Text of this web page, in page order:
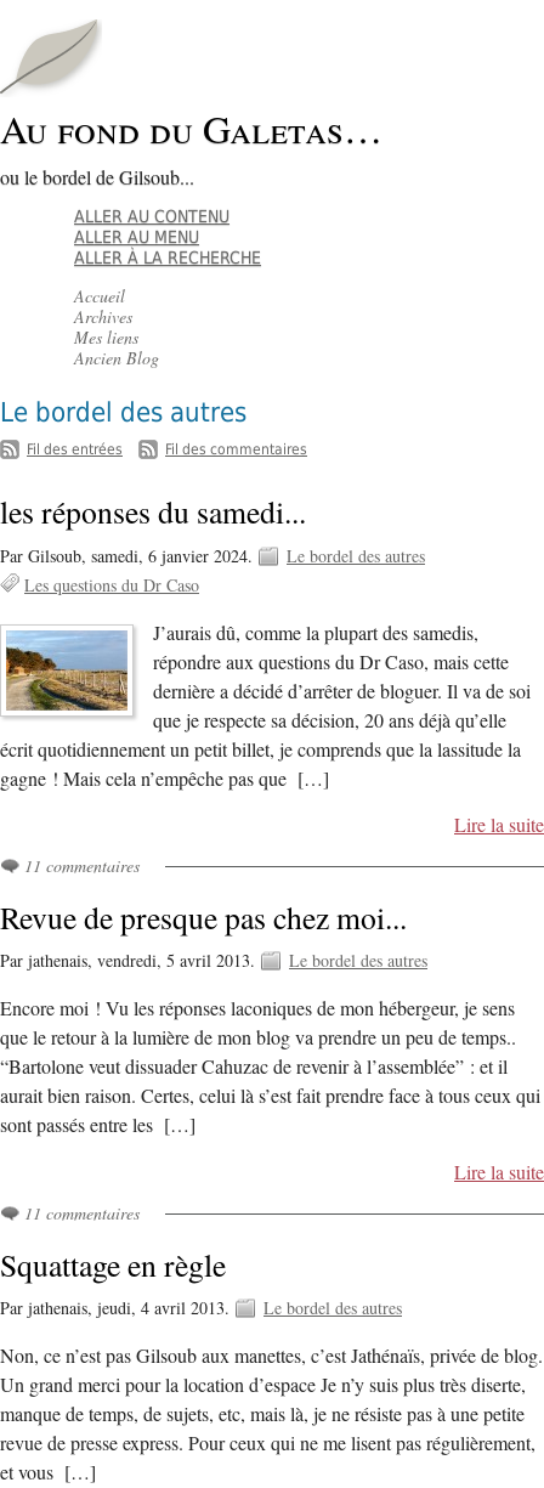
Au fond du Galetas…
ou le bordel de Gilsoub...
ALLER AU CONTENU
ALLER AU MENU
ALLER À LA RECHERCHE
Accueil
Archives
Mes liens
Ancien Blog
Le bordel des autres
Fil des entrées Fil des commentaires
les réponses du samedi...
Par Gilsoub, samedi, 6 janvier 2024.
Le bordel des autres
Les questions du Dr Caso
J’aurais dû, comme la plupart des samedis,
répondre aux questions du Dr Caso, mais cette
dernière a décidé d’arrêter de bloguer. Il va de soi
que je respecte sa décision, 20 ans déjà qu’elle
écrit quotidiennement un petit billet, je comprends que la lassitude la
gagne ! Mais cela n’empêche pas que […]
Lire la suite
11 commentaires
Revue de presque pas chez moi...
Par jathenais, vendredi, 5 avril 2013. Le bordel des autres
Encore moi ! Vu les réponses laconiques de mon hébergeur, je sens
que le retour à la lumière de mon blog va prendre un peu de temps..
“Bartolone veut dissuader Cahuzac de revenir à l’assemblée” : et il
aurait bien raison. Certes, celui là s’est fait prendre face à tous ceux qui
sont passés entre les […]
Lire la suite
11 commentaires
Squattage en règle
Par jathenais, jeudi, 4 avril 2013. Le bordel des autres
Non, ce n’est pas Gilsoub aux manettes, c’est Jathénaïs, privée de blog.
Un grand merci pour la location d’espace Je n’y suis plus très diserte,
manque de temps, de sujets, etc, mais là, je ne résiste pas à une petite
revue de presse express. Pour ceux qui ne me lisent pas régulièrement,
et vous […]